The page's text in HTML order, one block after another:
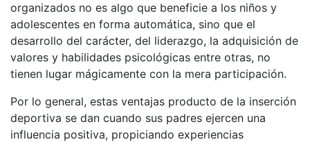
organizados no es algo que beneficie a los niños y
adolescentes en forma automática, sino que el
desarrollo del carácter, del liderazgo, la adquisición de
valores y habilidades psicológicas entre otras, no
tienen lugar mágicamente con la mera participación.
Por lo general, estas ventajas producto de la inserción
deportiva se dan cuando sus padres ejercen una
influencia positiva, propiciando experiencias